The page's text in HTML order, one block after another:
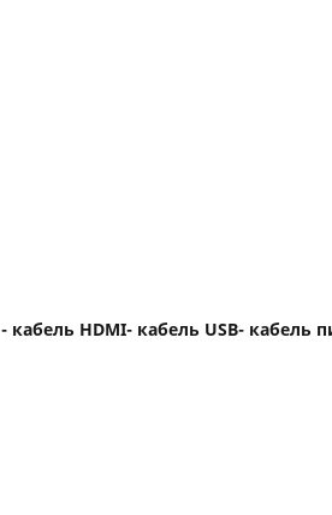
- кабель HDMI- кабель USB- кабель